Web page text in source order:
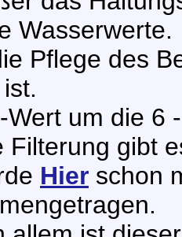
Wasserwerte.
Pflege des
Wert um die 6
Filterung gibt
Hier schon